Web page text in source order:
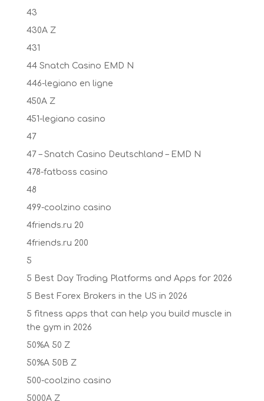
43
430A Z
431
44 Snatch Casino EMD N
446-legiano en ligne
450A Z
451-legiano casino
47
47 – Snatch Casino Deutschland – EMD N
478-fatboss casino
48
499-coolzino casino
4friends.ru 20
4friends.ru 200
5
5 Best Day Trading Platforms and Apps for 2026
5 Best Forex Brokers in the US in 2026
5 fitness apps that can help you build muscle in
the gym in 2026
50%A 50 Z
50%A 50B Z
500-coolzino casino
5000A Z